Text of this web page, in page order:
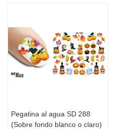
Pegatina al agua SD 288
(Sobre fondo blanco o claro)